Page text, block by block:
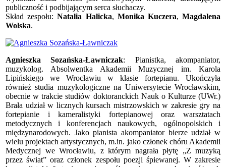
publiczność i podbijającym serca słuchaczy.
Skład zespołu:Natalia Halicka, Monika Kuczera,Magdalena
Wolska.
Agnieszka Sozańska-Ławniczak: Pianistka, akompaniator,
muzykolog. Absolwentka Akademii Muzycznej im. Karola
Lipińskiego we Wrocławiu w klasie fortepianu. Ukończyła
również studia muzykologiczne na Uniwersytecie Wrocławskim,
obecnie w trakcie studiów doktoranckich Nauk o Kulturze (UWr.)
Brała udział w licznych kursach mistrzowskich w zakresie gry na
fortepianie i kameralistyki fortepianowej oraz warsztatach
metodycznych i konferencjach naukowych, ogólnopolskich i
międzynarodowych. Jako pianista akompaniator bierze udział w
wielu projektach artystycznych, m.in. jako członek chóru Akademii
Medycznej we Wrocławiu, z którym nagrała płytę „Z muzyką
przez świat” oraz członek zespołu poezji śpiewanej. W zakresie